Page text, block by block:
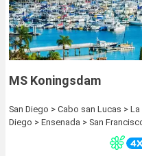
MS Koningsdam
San Diego > Cabo san Lucas >
Diego > Ensenada > San